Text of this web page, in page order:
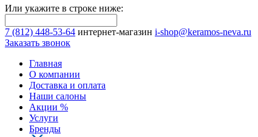
Или укажите в строке ниже:
7 (812) 448-53-64 интернет-магазин i-shop@keramos-neva.ru
Заказать звонок
Главная
О компании
Доставка и оплата
Наши cалоны
Акции %
Услуги
Бренды